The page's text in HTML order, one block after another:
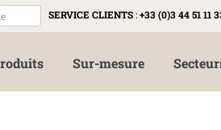
SERVICE CLIENTS:+33 (0)3 44 51 11
Sur-mesure